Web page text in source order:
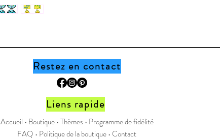
boutique. Merci :)
Restez en contact
Liens rapide
Accueil • Boutique•Thèmes • Programme de fidélité
FAQ • Politique de la boutique•Contact